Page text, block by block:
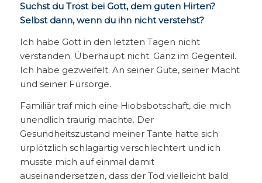
Suchst du Trost bei Gott, dem guten Hirten?
Selbst dann, wenn du ihn nicht verstehst?
Ich habe Gott in den letzten Tagen nicht
verstanden. Überhaupt nicht. Ganz im Gegenteil.
Ich habe gezweifelt. An seiner Güte, seiner Macht
und seiner Fürsorge.
Familiär traf mich eine Hiobsbotschaft, die mich
unendlich traurig machte. Der
Gesundheitszustand meiner Tante hatte sich
urplötzlich schlagartig verschlechtert und ich
musste mich auf einmal damit
auseinandersetzen, dass der Tod vielleicht bald